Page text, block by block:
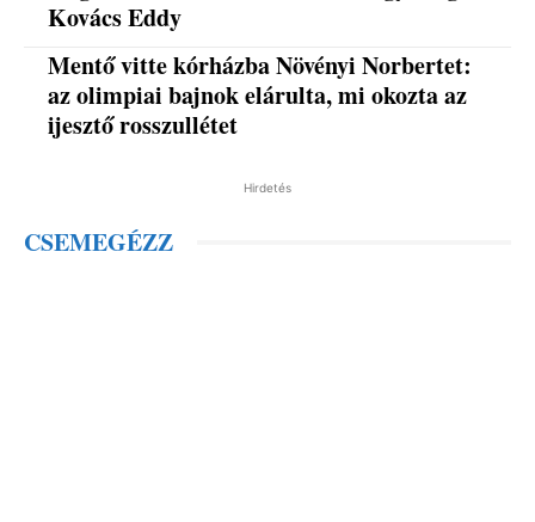
Kovács Eddy
Mentő vitte kórházba Növényi Norbertet:
az olimpiai bajnok elárulta, mi okozta az
ijesztő rosszullétet
Hirdetés
CSEMEGÉZZ